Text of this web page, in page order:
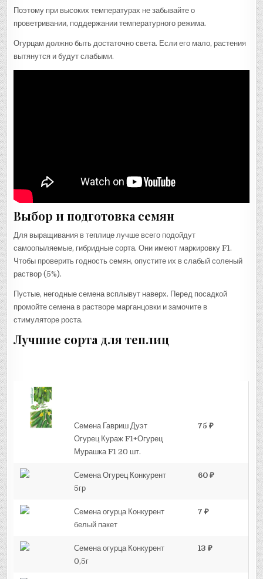
Поэтому при высоких температурах не забывайте о
проветривании, поддержании температурного режима.
Огурцам должно быть достаточно света. Если его мало, растения
вытянутся и будут слабыми.
Выбор и подготовка семян
Для выращивания в теплице лучше всего подойдут
самоопыляемые, гибридные сорта. Они имеют маркировку F1.
Чтобы проверить годность семян, опустите их в слабый соленый
раствор (5%).
Пустые, негодные семена всплывут наверх. Перед посадкой
промойте семена в растворе марганцовки и замочите в
стимуляторе роста.
Лучшие сорта для теплиц
Семена Гавриш Дуэт
Огурец Кураж F1+Огурец
Мурашка F1 20 шт.
75 ₽
Семена Огурец Конкурент
5гр
60 ₽
Семена огурца Конкурент
белый пакет
7 ₽
Семена огурца Конкурент
0,5г
13 ₽